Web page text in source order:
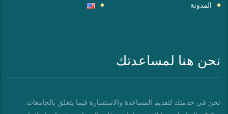
المدونة
نحن هنا لمساعدتك
نحن في خدمتك لتقديم المساعدة والاستشارة فيما يتعلق بالجامعات.